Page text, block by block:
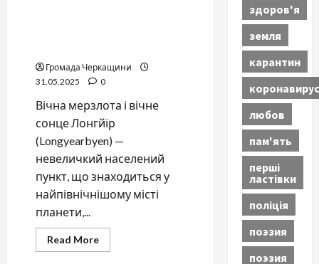
Громада Черкащини
31.05.2025
0
Вічна мерзлота і вічне
сонце Лонгйїр
(Longyearbyen) —
невеличкий населений
пункт, що знаходиться у
найпівнічнішому місті
планети,...
Read MoreRead
more
здоров'я
земля
карантин
коронавирус
любов
пам'ять
перші
ластівки
поліція
поэзия
поэзия